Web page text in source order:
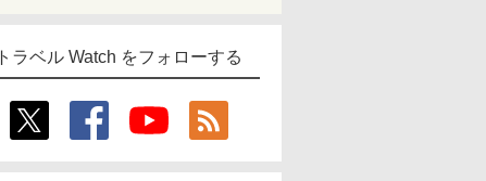
トラベル Watch をフォローする